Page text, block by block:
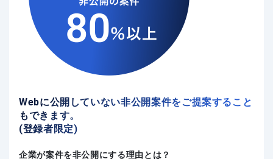
Webに公開していない非公開案件をご提案すること
もできます。
(登録者限定)
企業が案件を非公開にする理由とは？